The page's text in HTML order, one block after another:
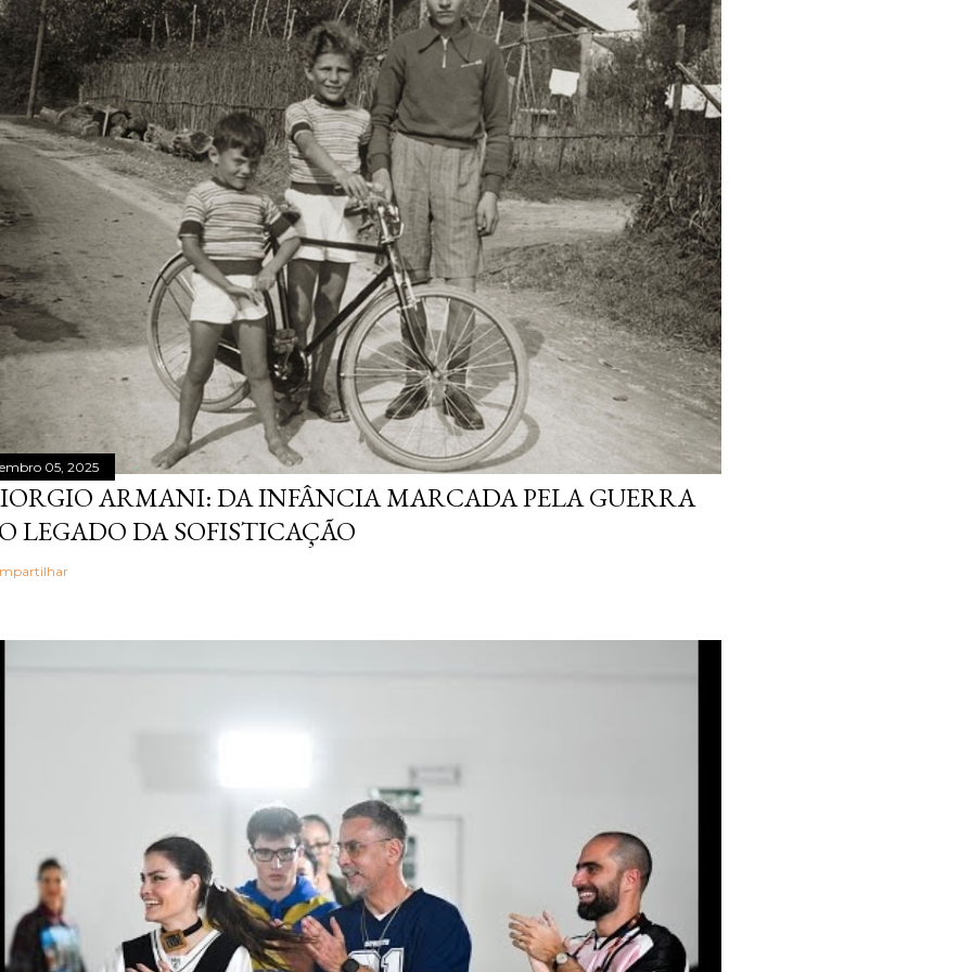
05, 2025
ARMANI: DA INFÂNCIA MARCADA PELA GUERRA
LEGADO DA SOFISTICAÇÃO